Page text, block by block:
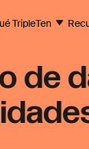
TripleTen
de